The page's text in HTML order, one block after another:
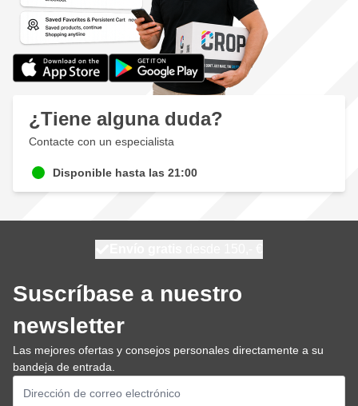
¿Tiene alguna duda?
Contacte con un especialista
Disponible hasta las 21:00
Suscríbase a nuestro
newsletter
Las mejores ofertas y consejos personales directamente a su
bandeja de entrada.